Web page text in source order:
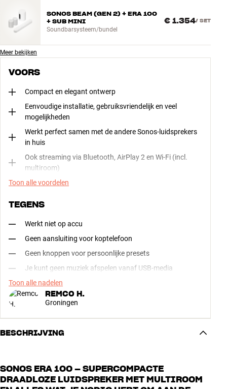
SONOS BEAM (GEN 2) + ERA 100
+ SUB MINI
Soundbarsysteem/bundel
€ 1.354/ SET
Meer bekijken
VOORS
Compact en elegant ontwerp
Eenvoudige installatie, gebruiksvriendelijk en veel
mogelijkheden
Werkt perfect samen met de andere Sonos-luidsprekers
in huis
Ook streaming via Bluetooth, AirPlay 2 en Wi-Fi (incl.
multiroom)
Toon alle voordelen
TEGENS
Werkt niet op accu
Geen aansluiting voor koptelefoon
Geen knoppen voor persoonlijke presets
Je kunt geen muziek afspelen vanaf USB-media
Toon alle nadelen
REMCO H.
Groningen
BESCHRIJVING
SONOS ERA 100 – SUPERCOMPACTE
DRAADLOZE LUIDSPREKER MET MULTIROOM